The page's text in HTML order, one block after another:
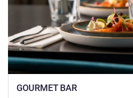
GOURMET BAR